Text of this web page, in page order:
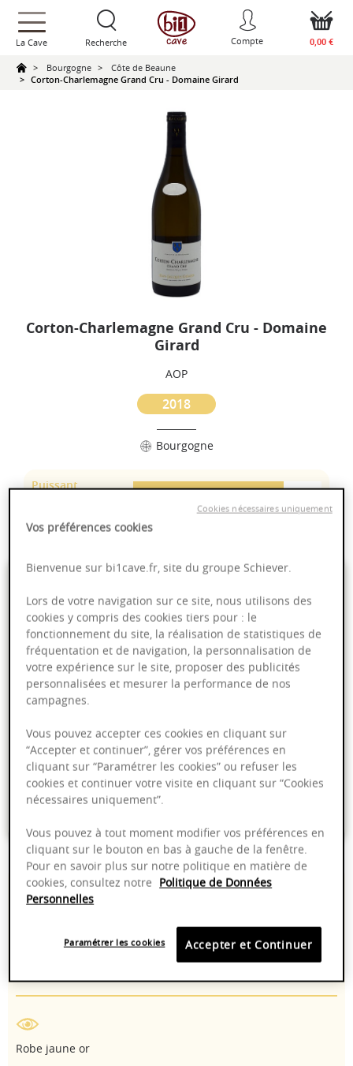
text.skipToContent
text.skipToNavigation
La Cave Recherche Compte 0,00 €
Bourgogne
Côte de Beaune
Corton-Charlemagne Grand Cru - Domaine Girard
Corton-Charlemagne Grand Cru - Domaine
Girard
AOP
2018
Bourgogne
Puissant
Fruité
195,00 €
75cl- soit260,00 €/ L
Livraison offerte dans nos points de vente
Emballage anti-casse
13,00% 10-14°C
Manuelle
Chardonnay
Robe jaune or
Vos préférences cookies
Bienvenue sur bi1cave.fr, site du groupe Schiever.
Lors de votre navigation sur ce site, nous utilisons des
cookies y compris des cookies tiers pour : le
fonctionnement du site, la réalisation de statistiques de
fréquentation et de navigation, la personnalisation de
votre expérience sur le site, proposer des publicités
personnalisées et mesurer la performance de nos
campagnes.
Vous pouvez accepter ces cookies en cliquant sur
“Accepter et continuer”, gérer vos préférences en
cliquant sur “Paramétrer les cookies” ou refuser les
cookies et continuer votre visite en cliquant sur “Cookies
nécessaires uniquement”.
Vous pouvez à tout moment modifier vos préférences en
cliquant sur le bouton en bas à gauche de la fenêtre.
Pour en savoir plus sur notre politique en matière de
cookies, consultez notre Politique de Données
Personnelles
Accepter et Continuer
Paramétrer les cookies
Cookies nécessaires uniquement